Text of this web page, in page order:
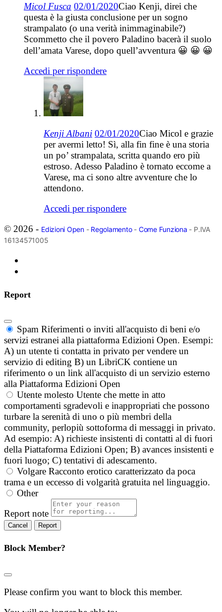
Micol Fusca 02/01/2020Ciao Kenji, direi che
questa è la giusta conclusione per un sogno
strampalato (o una verità inimmaginabile?)
Scommetto che il povero Paladino bacerà il suolo
dell’amata Varese, dopo quell’avventura 😀 😀 😀
Accedi per rispondere
Kenji Albani 02/01/2020Ciao Micol e grazie
per avermi letto! Sì, alla fin fine è una storia
un po’ strampalata, scritta quando ero più
estroso. Adesso Paladino è tornato eccome a
Varese, ma ci sono altre avventure che lo
attendono.
Accedi per rispondere
© 2026 - Edizioni Open- Regolamento- Come Funziona - P.IVA
16134571005
Report
Spam Riferimenti o inviti all'acquisto di beni e/o
servizi estranei alla piattaforma Edizioni Open. Esempi:
A) un utente ti contatta in privato per vendere un
servizio di editing B) un LibriCK contiene un
riferimento o un link all'acquisto di un servizio esterno
alla Piattaforma Edizioni Open
Utente molesto Utente che mette in atto
comportamenti sgradevoli e inappropriati che possono
turbare la serenità di uno o più membri della
community, perlopiù sottoforma di messaggi in privato.
Ad esempio: A) richieste insistenti di contatti al di fuori
della Piattaforma Edizioni Open; B) avances insistenti e
fuori luogo; C) tentativi di adescamento.
Volgare Racconto erotico caratterizzato da poca
trama e un eccesso di volgarità gratuita nel linguaggio.
Other
Report note
Report
Block Member?
Please confirm you want to block this member.